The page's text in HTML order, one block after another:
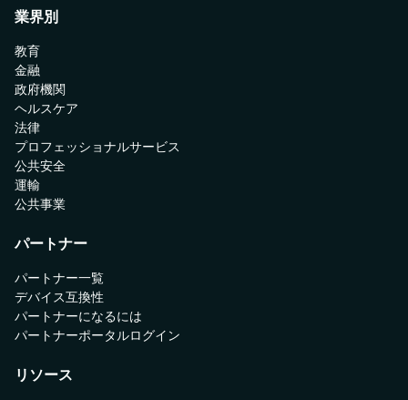
業界別
教育
金融
政府機関
ヘルスケア
法律
プロフェッショナルサービス
公共安全
運輸
公共事業
パートナー
パートナー一覧
デバイス互換性
パートナーになるには
パートナーポータルログイン
リソース